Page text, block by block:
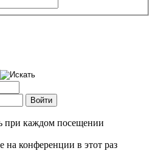
при каждом посещении
конференции в этот раз